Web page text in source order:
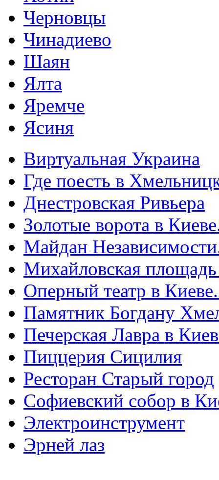
Черновцы
Чинадиево
Шаян
Ялта
Яремче
Ясиня
Виртуальная Украина
Где поесть в
Днестровская Ривьера
Золотые ворота в
Майдан
Михайловская
Оперный театр в
Памятник Богдану
Печерская Лавра в
Пиццерия Сицилия
Ресторан Старый город
Софиевский собор в
Электроинструмент
Эрней лаз